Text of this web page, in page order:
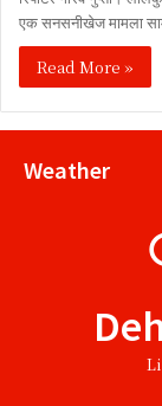
एक सनसनीखेज मामला
Read More »
Weather